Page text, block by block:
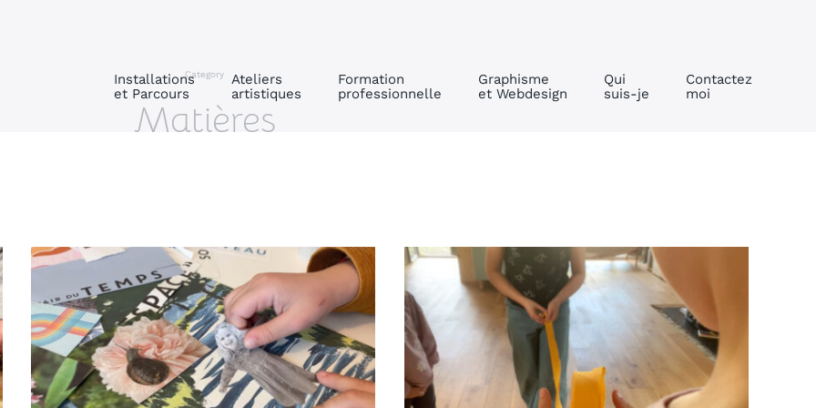
Installations
et Parcours
Ateliers
artistiques
Formation
professionnelle
Graphisme
et Webdesign
Qui
suis-je
Contactez
moi
Category
Matières